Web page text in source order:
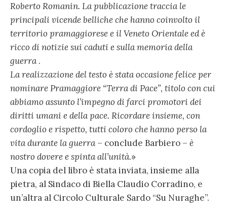
Roberto Romanin. La pubblicazione traccia le
principali vicende belliche che hanno coinvolto il
territorio pramaggiorese e il Veneto Orientale ed è
ricco di notizie sui caduti e sulla memoria della
guerra .
La realizzazione del testo è stata occasione felice per
nominare Pramaggiore “Terra di Pace”, titolo con cui
abbiamo assunto l’impegno di farci promotori dei
diritti umani e della pace. Ricordare insieme, con
cordoglio e rispetto, tutti coloro che hanno perso la
vita durante la guerra – conclude Barbiero – è
nostro dovere e spinta all’unità.»
Una copia del libro è stata inviata, insieme alla
pietra, al Sindaco di Biella Claudio Corradino, e
un’altra al Circolo Culturale Sardo “Su Nuraghe”.